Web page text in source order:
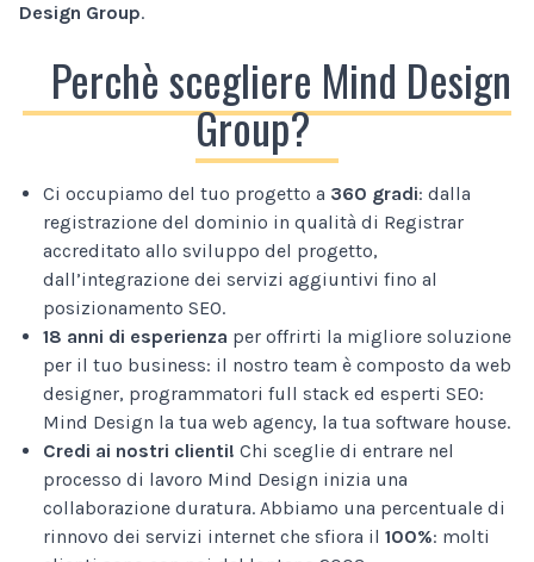
Design Group.
Perchè scegliere Mind Design
Group?
Ci occupiamo del tuo progetto a 360 gradi: dalla
registrazione del dominio in qualità di Registrar
accreditato allo sviluppo del progetto,
dall’integrazione dei servizi aggiuntivi fino al
posizionamento SEO.
18 anni di esperienza per offrirti la migliore soluzione
per il tuo business: il nostro team è composto da web
designer, programmatori full stack ed esperti SEO:
Mind Design la tua web agency, la tua software house.
Credi ai nostri clienti! Chi sceglie di entrare nel
processo di lavoro Mind Design inizia una
collaborazione duratura. Abbiamo una percentuale di
rinnovo dei servizi internet che sfiora il 100%: molti